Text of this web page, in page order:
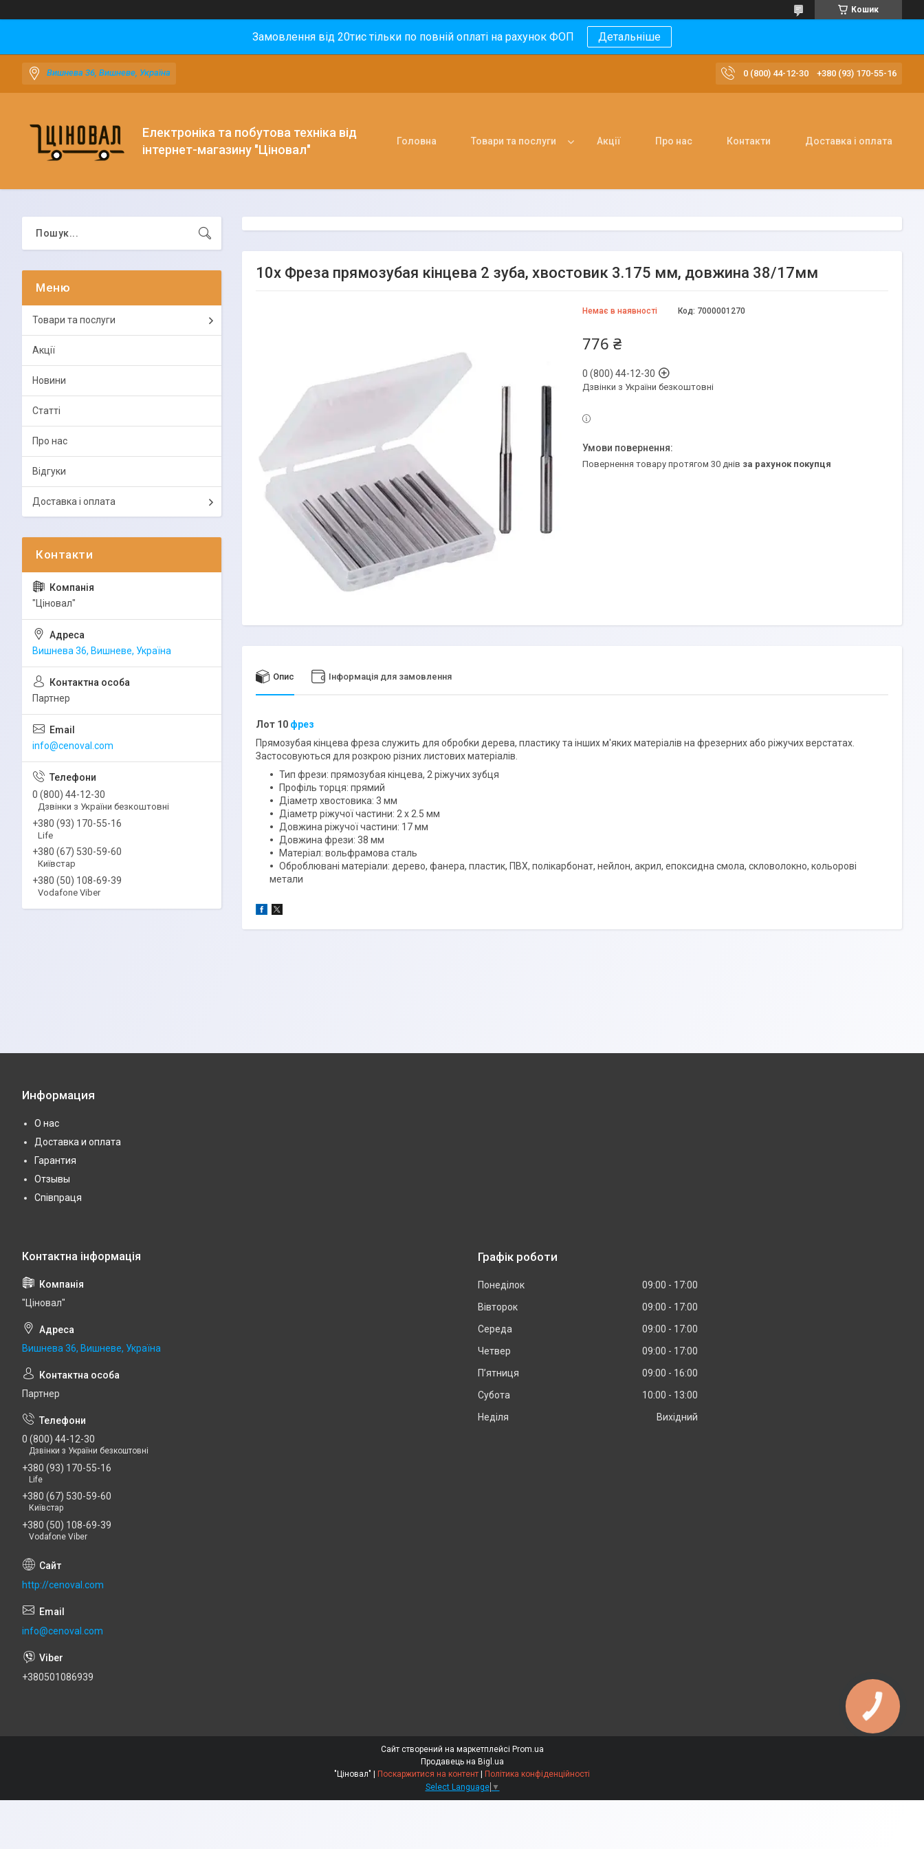
Кошик
Замовлення від 20тис тільки по повній оплаті на рахунок ФОП Детальніше
Вишнева 36, Вишневе, Україна 0 (800) 44-12-30 +380 (93) 170-55-16
Електроніка та побутова техніка від
інтернет-магазину "Ціновал"
Головна Товари та послуги Акції Про нас Контакти Доставка і оплата
10х Фреза прямозубая кінцева 2 зуба, хвостовик 3.175 мм, довжина 38/17мм
Немає в наявності Код: 7000001270
776 ₴
0 (800) 44-12-30
Дзвінки з України безкоштовні
повернення товару протягом 30 днів за рахунок покупця
Опис Інформація для замовлення
Лот 10 фрез
Прямозубая кінцева фреза служить для обробки дерева, пластику та інших м'яких матеріалів на фрезерних або ріжучих верстатах.
Застосовуються для розкрою різних листових матеріалів.
Тип фрези: прямозубая кінцева, 2 ріжучих зубця
Профіль торця: прямий
Діаметр хвостовика: 3 мм
Діаметр ріжучої частини: 2 x 2.5 мм
Довжина ріжучої частини: 17 мм
Довжина фрези: 38 мм
Матеріал: вольфрамова сталь
Оброблювані матеріали: дерево, фанера, пластик, ПВХ, полікарбонат, нейлон, акрил, епоксидна смола, скловолокно, кольорові
метали
Товари та послуги
Акції
Новини
Статті
Про нас
Відгуки
Доставка і оплата
"Ціновал"
Вишнева 36, Вишневе, Україна
Партнер
info@cenoval.com
0 (800) 44-12-30
Дзвінки з України безкоштовні
+380 (93) 170-55-16
Life
+380 (67) 530-59-60
Київстар
+380 (50) 108-69-39
Vodafone Viber
Информация
О нас
Доставка и оплата
Гарантия
Отзывы
Співпраця
"Ціновал"
Вишнева 36, Вишневе, Україна
Партнер
0 (800) 44-12-30
Дзвінки з України безкоштовні
+380 (93) 170-55-16
Life
+380 (67) 530-59-60
Київстар
+380 (50) 108-69-39
Vodafone Viber
http://cenoval.com
info@cenoval.com
+380501086939
Графік роботи
Понеділок 09:00
17:00
Вівторок
09:00
17:00
Середа
09:00
17:00
Четвер
09:00
17:00
Пʼятниця
09:00
16:00
Субота
10:00
13:00
Неділя
Вихідний
Сайт створений на маркетплейсі Prom.ua
Продавець на Bigl.ua
Поскаржитися на контент
Політика конфіденційності
Select Language ▼